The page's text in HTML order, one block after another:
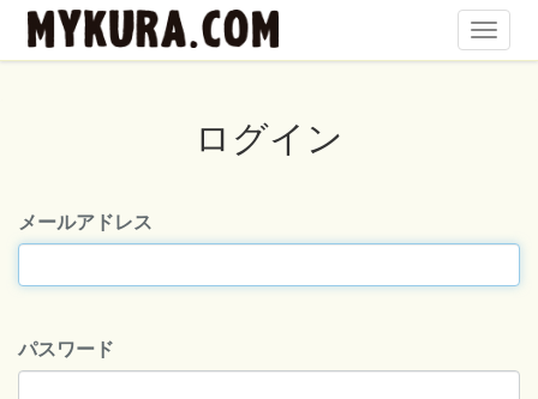
ログイン
メールアドレス
パスワード